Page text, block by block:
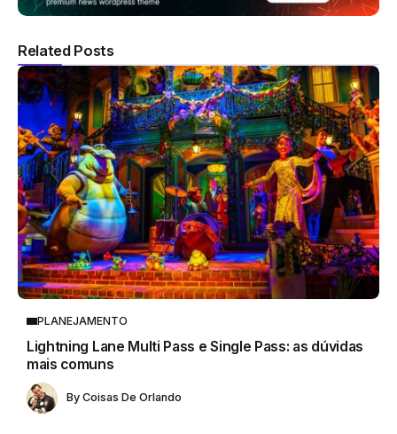
Related Posts
PLANEJAMENTO
Lightning Lane Multi Pass e Single Pass: as dúvidas
mais comuns
By Coisas De Orlando